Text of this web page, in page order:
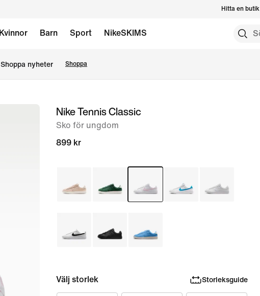
Hitta en butik
Kvinnor Barn Sport NikeSKIMS
Shoppa nyheter Shoppa
Nike Tennis Classic
Sko för ungdom
899 kr
Välj storlek Storleksguide